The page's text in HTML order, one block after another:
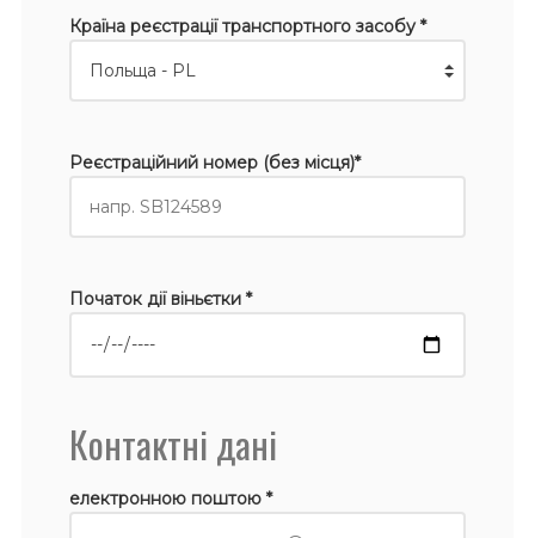
Країна реєстрації транспортного засобу *
Реєстраційний номер (без місця)*
Початок дії віньєтки *
Контактні дані
електронною поштою *